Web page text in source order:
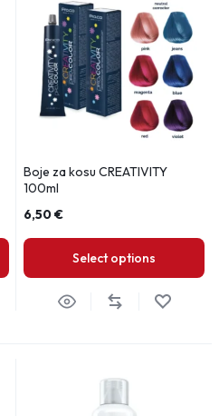
Boje za kosu CREATIVITY
100ml
6,50€
Select options